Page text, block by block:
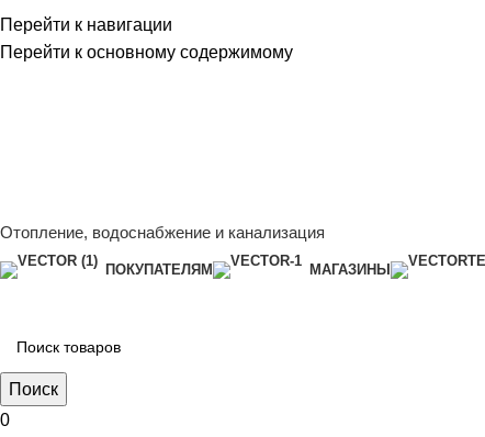
Перейти к навигации
Перейти к основному содержимому
Отопление, водоснабжение и канализация
ПОКУПАТЕЛЯМ МАГАЗИНЫ
Поиск
0